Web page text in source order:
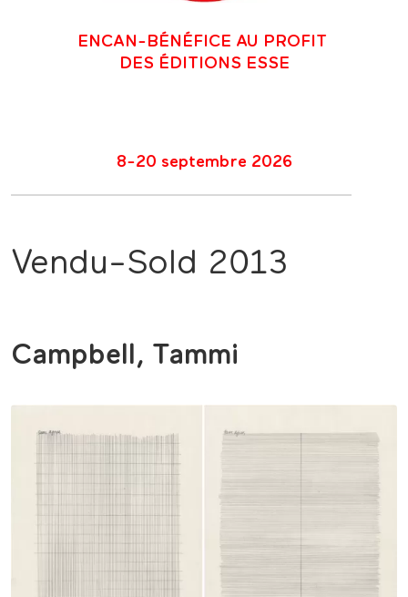
ENCAN-BÉNÉFICE AU PROFIT
DES ÉDITIONS ESSE
8-20 septembre 2026
Vendu-Sold 2013
Campbell, Tammi